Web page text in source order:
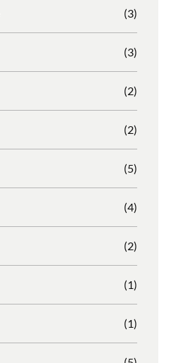
(3)
(3)
(2)
(2)
(5)
(4)
(2)
(1)
(1)